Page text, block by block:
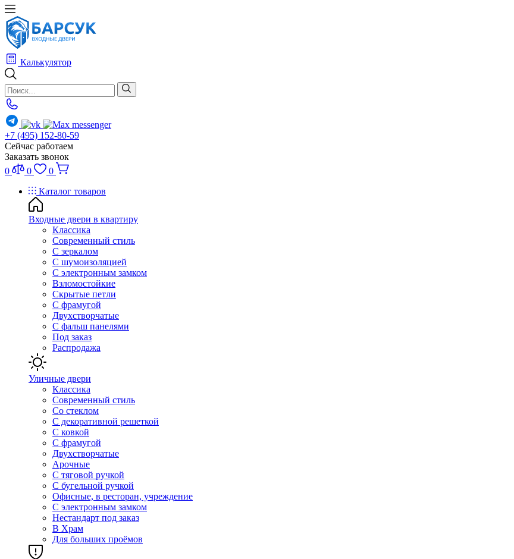
Калькулятор
+7 (495) 152-80-59
Сейчас работаем
Заказать звонок
0
0
0
Каталог товаров
Входные двери в квартиру
Классика
Современный стиль
С зеркалом
С шумоизоляцией
С электронным замком
Взломостойкие
Скрытые петли
С фрамугой
Двухстворчатые
С фальш панелями
Под заказ
Распродажа
Уличные двери
Классика
Современный стиль
Со стеклом
С декоративной решеткой
С ковкой
С фрамугой
Двухстворчатые
Арочные
С тяговой ручкой
С бугельной ручкой
Офисные, в ресторан, учреждение
С электронным замком
Нестандарт под заказ
В Храм
Для больших проёмов